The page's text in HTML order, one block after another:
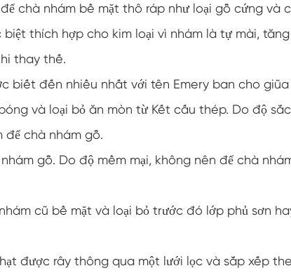
chà nhám bề mặt thô ráp như loại gỗ cứng và
biệt thích hợp cho kim loại vì nhám là tự mài, tăng
thay thế.
biết đến nhiều nhất với tên Emery ban cho giũa
và loại bỏ ăn mòn từ Kết cấu thép. Do độ
để chà nhám gỗ.
gỗ. Do độ mềm mại, không nên để chà
cũ bề mặt và loại bỏ trước đó lớp phủ sơn
được rây thông qua một lưới lọc và sắp xếp